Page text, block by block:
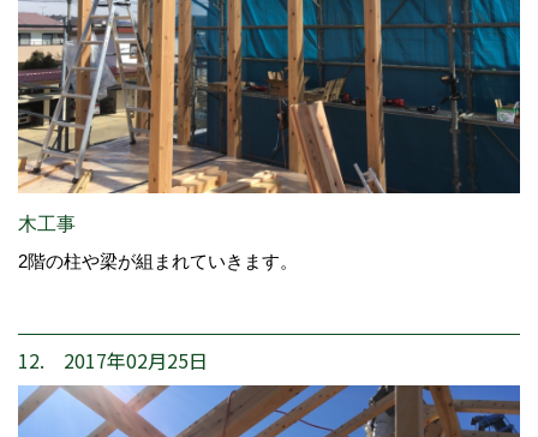
木工事
2階の柱や梁が組まれていきます。
12. 2017年02月25日